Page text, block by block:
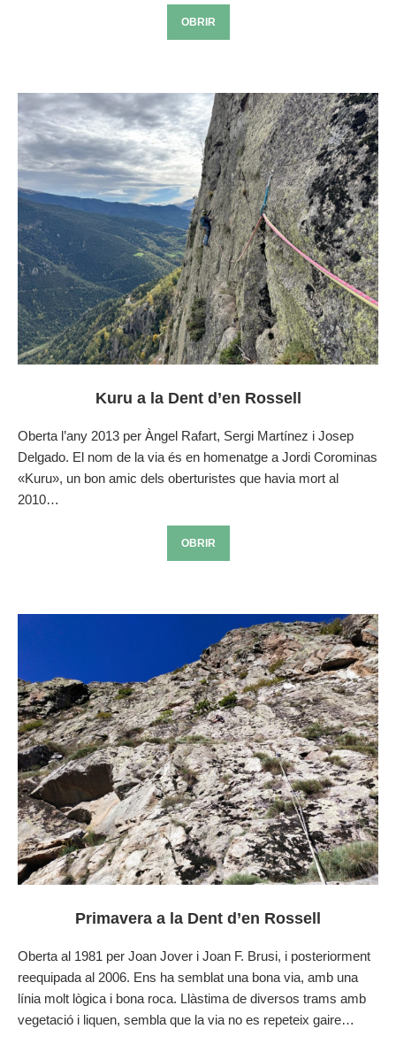
OBRIR
Kuru a la Dent d’en Rossell
Oberta l’any 2013 per Àngel Rafart, Sergi Martínez i Josep
Delgado. El nom de la via és en homenatge a Jordi Corominas
«Kuru», un bon amic dels oberturistes que havia mort al
2010…
OBRIR
Primavera a la Dent d’en Rossell
Oberta al 1981 per Joan Jover i Joan F. Brusi, i posteriorment
reequipada al 2006. Ens ha semblat una bona via, amb una
línia molt lògica i bona roca. Llàstima de diversos trams amb
vegetació i liquen, sembla que la via no es repeteix gaire…